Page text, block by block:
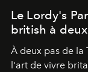
Le Lordy's
british à
À deux pas de la
l'art de vivre